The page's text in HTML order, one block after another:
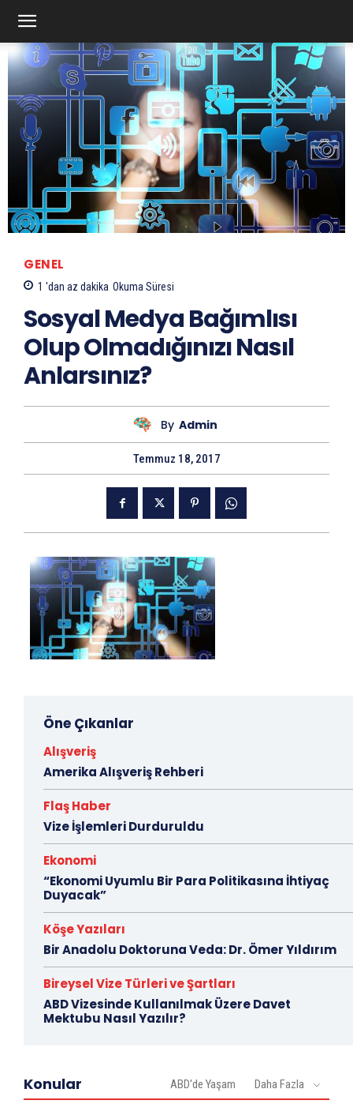
GENEL
1 'dan az dakika Okuma Süresi
Sosyal Medya Bağımlısı
Olup Olmadığınızı Nasıl
Anlarsınız?
By Admin
Temmuz 18, 2017
Öne Çıkanlar
Alışveriş
Amerika Alışveriş Rehberi
Flaş Haber
Vize İşlemleri Durduruldu
Ekonomi
“Ekonomi Uyumlu Bir Para Politikasına İhtiyaç
Duyacak”
Köşe Yazıları
Bir Anadolu Doktoruna Veda: Dr. Ömer Yıldırım
Bireysel Vize Türleri ve Şartları
ABD Vizesinde Kullanılmak Üzere Davet
Mektubu Nasıl Yazılır?
Konular ABD'de Yaşam Daha Fazla